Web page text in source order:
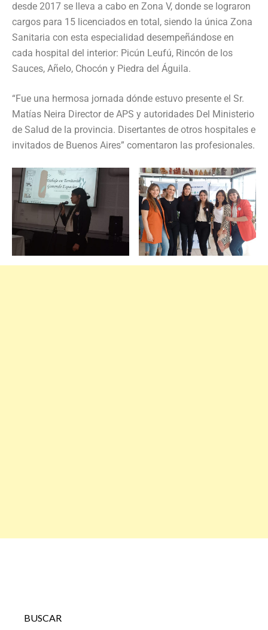
desde 2017 se lleva a cabo en Zona V, donde se lograron
cargos para 15 licenciados en total, siendo la única Zona
Sanitaria con esta especialidad desempeñándose en
cada hospital del interior: Picún Leufú, Rincón de los
Sauces, Añelo, Chocón y Piedra del Águila.
“Fue una hermosa jornada dónde estuvo presente el Sr.
Matías Neira Director de APS y autoridades Del Ministerio
de Salud de la provincia. Disertantes de otros hospitales e
invitados de Buenos Aires” comentaron las profesionales.
BUSCAR